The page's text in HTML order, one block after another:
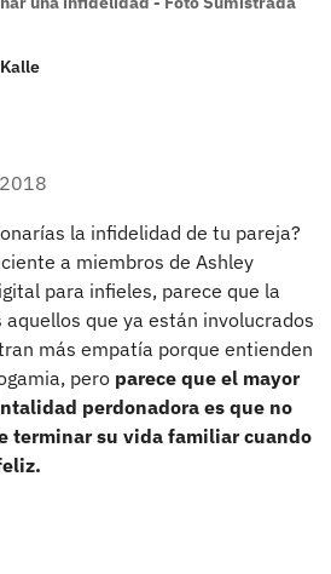
la infidelidad de tu pareja?
a miembros de Ashley
para infieles, parece que la
aquellos que ya están involucrados
más empatía porque entienden
pero parece que el mayor
perdonadora es que no
terminar su vida familiar cuando